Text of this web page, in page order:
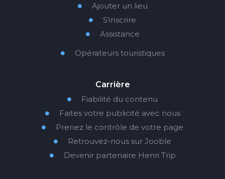
 Ajouter un lieu
 S'inscrire
 Assistance
 Opérateurs touristiques
Carrière
 Fiabilité du contenu
 Faites votre publicité avec nous
 Prenez le contrôle de votre page
 Retrouvez-nous sur Jooble
 Devenir partenaire Henri Trip